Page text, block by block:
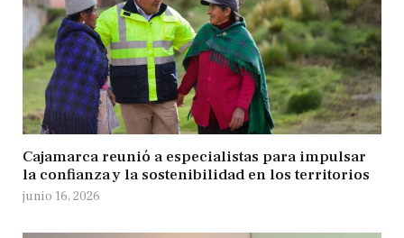
Cajamarca reunió a especialistas para impulsar
la confianza y la sostenibilidad en los territorios
junio 16, 2026